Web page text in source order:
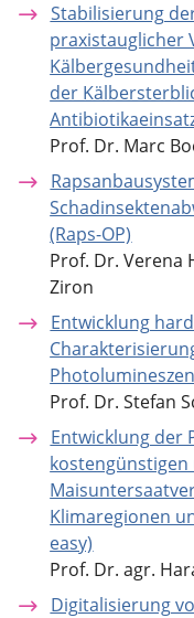
Stabilisierung
praxistauglicher
der
Prof. Dr. Marc
(Raps-OP)
Prof. Dr. Verena
Ziron
Entwicklung
Prof. Dr. Stefan
Entwicklung der
Klimaregionen
easy)
Prof. Dr. agr.
Digitalisierung